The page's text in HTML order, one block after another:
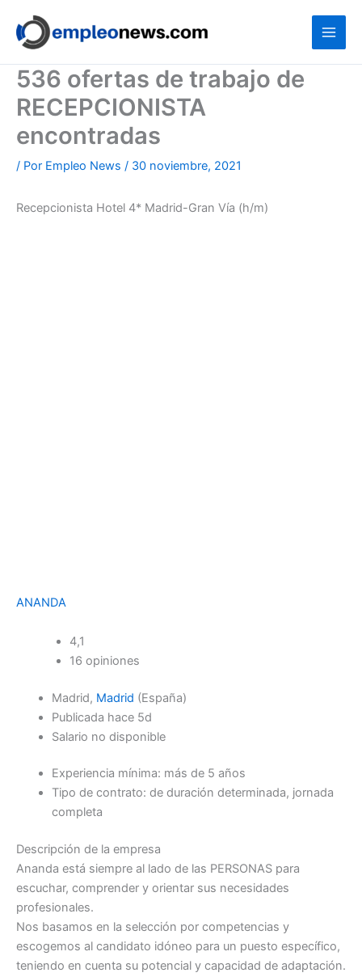
contenido
536 ofertas de trabajo de
RECEPCIONISTA
encontradas
/ Por Empleo News / 30 noviembre, 2021
Recepcionista Hotel 4* Madrid-Gran Vía (h/m)
ANANDA
4,1
16 opiniones
Madrid, Madrid (España)
Publicada hace 5d
Salario no disponible
Experiencia mínima: más de 5 años
Tipo de contrato: de duración determinada, jornada
completa
Descripción de la empresa
Ananda está siempre al lado de las PERSONAS para
escuchar, comprender y orientar sus necesidades
profesionales.
Nos basamos en la selección por competencias y
escogemos al candidato idóneo para un puesto específico,
teniendo en cuenta su potencial y capacidad de adaptación.